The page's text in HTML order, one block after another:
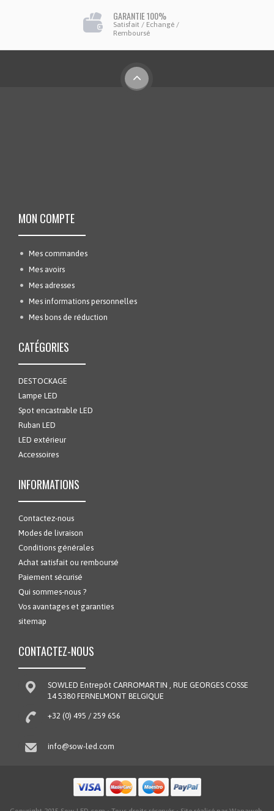
GARANTIE 100%
Satisfait / Echangé /
Remboursé
MON COMPTE
Mes commandes
Mes avoirs
Mes adresses
Mes informations personnelles
Mes bons de réduction
CATÉGORIES
DESTOCKAGE
Lampe LED
Spot encastrable LED
Ruban LED
LED extérieur
Accessoires
INFORMATIONS
Contactez-nous
Modes de livraison
Conditions générales
Achat satisfait ou remboursé
Paiement sécurisé
Qui sommes-nous ?
Vos avantages et garanties
sitemap
CONTACTEZ-NOUS
SOWLED Entrepôt CARROMARTIN , RUE GEORGES COSSE
14 5380 FERNELMONT BELGIQUE
+32 (0) 495 / 259 656
info@sow-led.com